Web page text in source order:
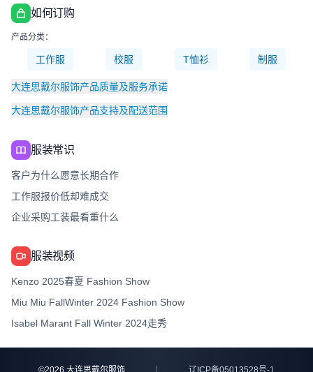
如何订购
产品分类：
工作服 校服 T恤衫 制服
大连思戴尔服饰产品质量及服务承诺
大连思戴尔服饰产品支持及配送范围
服装常识
客户为什么愿意长期合作
工作服报价低却难成交
企业采购工装最看重什么
服装视频
Kenzo 2025春夏 Fashion Show
Miu Miu FallWinter 2024 Fashion Show
Isabel Marant Fall Winter 2024走秀
©2026 大连思戴尔服饰 辽ICP备05013528号-1